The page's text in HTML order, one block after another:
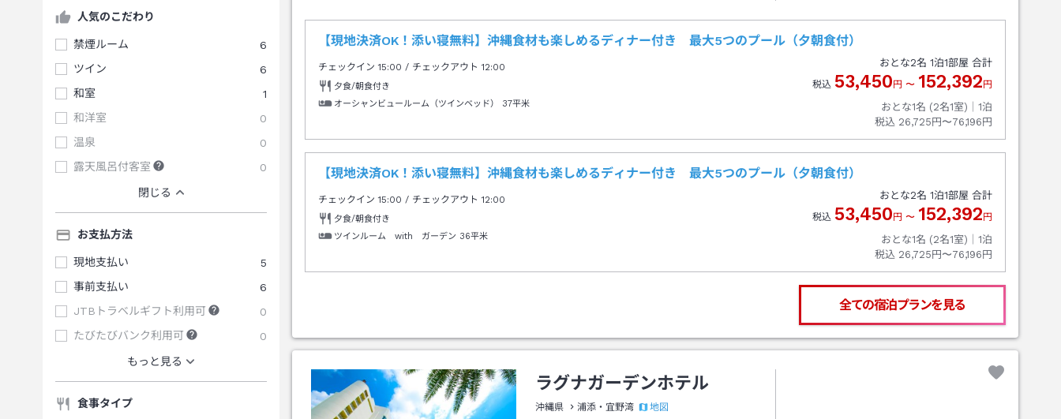
人気のこだわり
禁煙ルーム
6
ツイン
6
和室
1
和洋室
0
温泉
0
露天風呂付客室
0
閉じる
お支払方法
現地支払い
5
事前支払い
6
JTBトラベルギフト利用可
0
たびたびバンク利用可
0
もっと見る
食事タイプ
【現地決済OK！添い寝無料】沖縄食材も楽しめるディナー付き 最大5つのプール（夕朝食付）
チェックイン15:00 / チェックアウト 12:00
夕食/朝食付き
オーシャンビュールーム（ツインベッド）
37平米
おとな2名 1泊1部屋 合計
税込 53,450 円 〜 152,392 円
おとな1名 (2名1室)｜ 1泊
税込 26,725円〜76,196円
【現地決済OK！添い寝無料】沖縄食材も楽しめるディナー付き 最大5つのプール（夕朝食付）
チェックイン15:00 / チェックアウト 12:00
夕食/朝食付き
ツインルーム with ガーデン 36平米
おとな2名 1泊1部屋 合計
税込 53,450 円 〜 152,392 円
おとな1名 (2名1室)｜ 1泊
税込 26,725円〜76,196円
全ての宿泊プランを見る
ラグナガーデンホテル
沖縄県 浦添・宜野湾
地図